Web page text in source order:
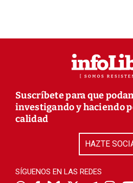
Suscríbete para que
investigando y haciendo
calidad
HAZTE
SÍGUENOS EN LAS REDES